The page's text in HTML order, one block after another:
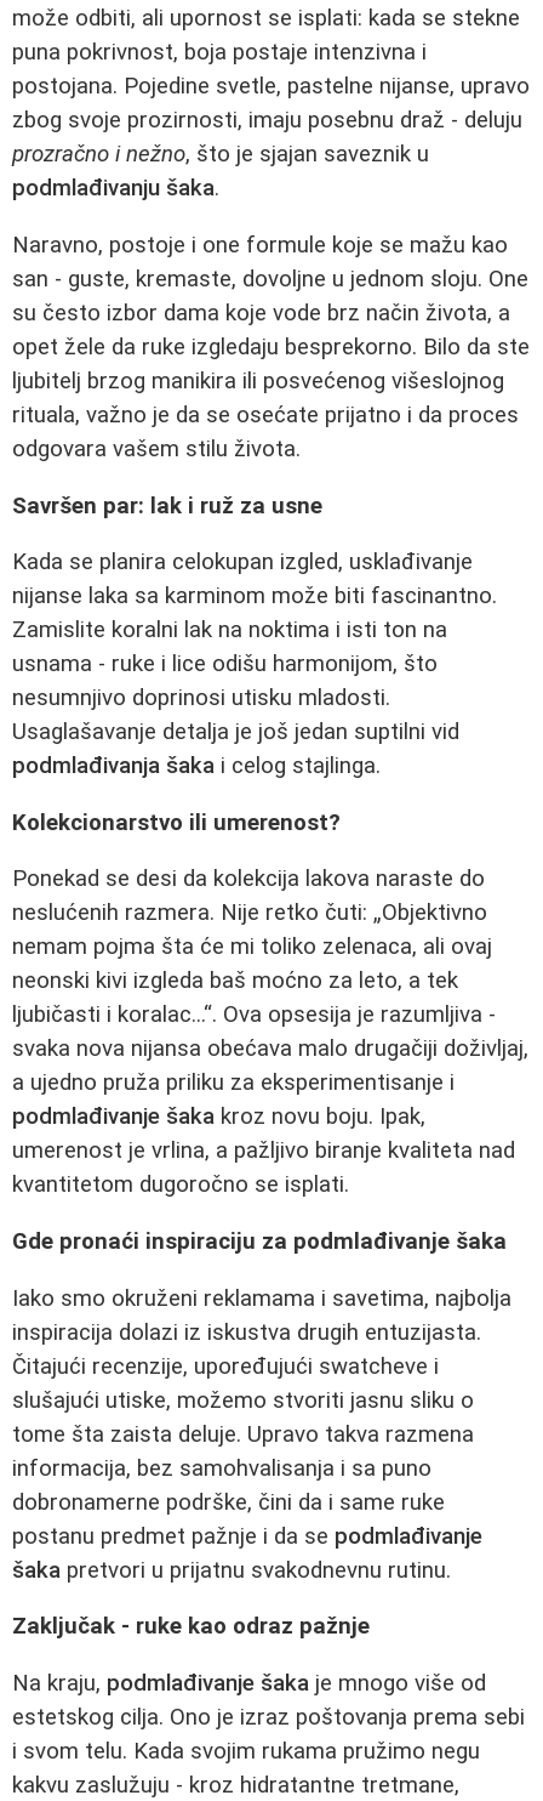
može odbiti, ali upornost se isplati: kada se stekne
puna pokrivnost, boja postaje intenzivna i
postojana. Pojedine svetle, pastelne nijanse, upravo
zbog svoje prozirnosti, imaju posebnu draž - deluju
prozračno i nežno, što je sjajan saveznik u
podmlađivanju šaka.
Naravno, postoje i one formule koje se mažu kao
san - guste, kremaste, dovoljne u jednom sloju. One
su često izbor dama koje vode brz način života, a
opet žele da ruke izgledaju besprekorno. Bilo da ste
ljubitelj brzog manikira ili posvećenog višeslojnog
rituala, važno je da se osećate prijatno i da proces
odgovara vašem stilu života.
Savršen par: lak i ruž za usne
Kada se planira celokupan izgled, usklađivanje
nijanse laka sa karminom može biti fascinantno.
Zamislite koralni lak na noktima i isti ton na
usnama - ruke i lice odišu harmonijom, što
nesumnjivo doprinosi utisku mladosti.
Usaglašavanje detalja je još jedan suptilni vid
podmlađivanja šaka i celog stajlinga.
Kolekcionarstvo ili umerenost?
Ponekad se desi da kolekcija lakova naraste do
neslućenih razmera. Nije retko čuti: „Objektivno
nemam pojma šta će mi toliko zelenaca, ali ovaj
neonski kivi izgleda baš moćno za leto, a tek
ljubičasti i koralac...“. Ova opsesija je razumljiva -
svaka nova nijansa obećava malo drugačiji doživljaj,
a ujedno pruža priliku za eksperimentisanje i
podmlađivanje šaka kroz novu boju. Ipak,
umerenost je vrlina, a pažljivo biranje kvaliteta nad
kvantitetom dugoročno se isplati.
Gde pronaći inspiraciju za podmlađivanje šaka
Iako smo okruženi reklamama i savetima, najbolja
inspiracija dolazi iz iskustva drugih entuzijasta.
Čitajući recenzije, upoređujući swatcheve i
slušajući utiske, možemo stvoriti jasnu sliku o
tome šta zaista deluje. Upravo takva razmena
informacija, bez samohvalisanja i sa puno
dobronamerne podrške, čini da i same ruke
postanu predmet pažnje i da se podmlađivanje
šaka pretvori u prijatnu svakodnevnu rutinu.
Zaključak - ruke kao odraz pažnje
Na kraju, podmlađivanje šaka je mnogo više od
estetskog cilja. Ono je izraz poštovanja prema sebi
i svom telu. Kada svojim rukama pružimo negu
kakvu zaslužuju - kroz hidratantne tretmane,